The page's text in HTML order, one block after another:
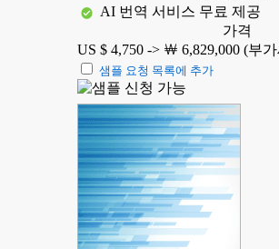
AI 번역 서비스 무료 제공
가격
US $ 4,750 -> ￦ 6,829,000 (부
샘플 요청 목록에 추가